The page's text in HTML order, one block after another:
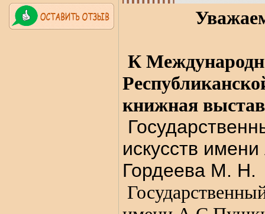
К
книжная
искусств
Гордеева М. Н.